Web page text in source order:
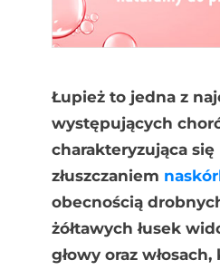
Łupież to jedna z
występujących
charakteryzująca
złuszczaniem
obecnością
żółtawych łusek
głowy oraz